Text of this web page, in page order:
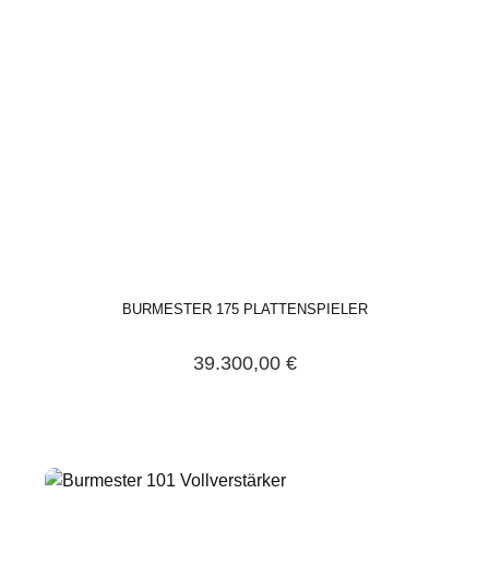
BURMESTER 175 PLATTENSPIELER
39.300,00 €